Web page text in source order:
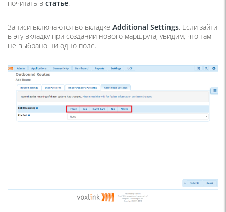
почитать в статье.
Записи включаются во вкладке Additional Settings. Если зайти
в эту вкладку при создании нового маршрута, увидим, что там
не выбрано ни одно поле.